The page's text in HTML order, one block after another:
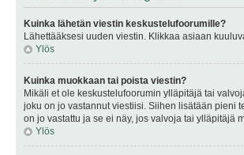
Kuinka lähetän viestin keskustelufoorumille?
Lähettääksesi uuden viestin. Klikkaa asiaan
Ylös
Kuinka muokkaan tai poista viestin?
Mikäli et ole keskustelufoorumin ylläpitäjä tai
joku on jo vastannut viestiisi. Siihen lisätään pieni
on jo vastattu ja se ei näy, jos valvoja tai ylläpitäjä
Ylös